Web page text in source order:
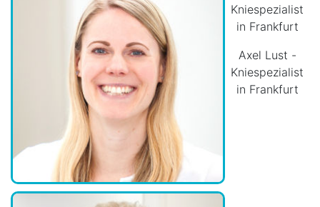
Kniespezialist
in Frankfurt
Axel Lust -
Kniespezialist
in Frankfurt